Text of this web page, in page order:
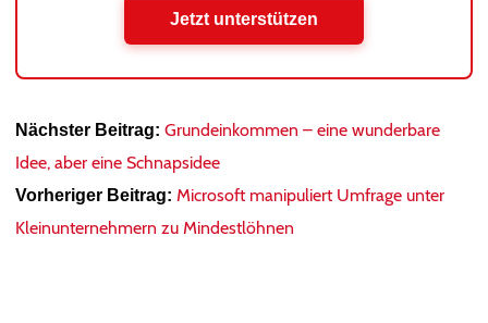
Jetzt unterstützen
Nächster Beitrag: Grundeinkommen – eine wunderbare
Idee, aber eine Schnapsidee
Vorheriger Beitrag: Microsoft manipuliert Umfrage unter
Kleinunternehmern zu Mindestlöhnen